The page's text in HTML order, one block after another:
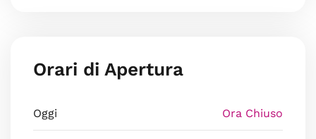
Orari di Apertura
Oggi Ora Chiuso